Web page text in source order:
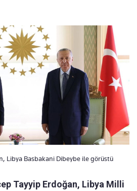
Libya Basbakani Dibeybe ile görüstü
Tayyip Erdoğan, Libya Milli